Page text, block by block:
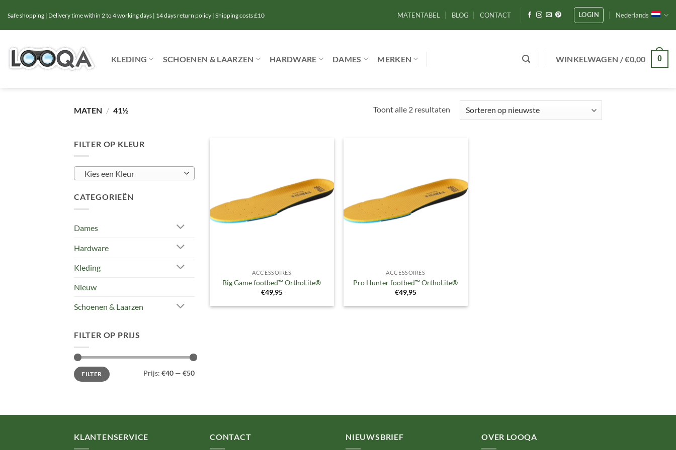
naar
inhoud
Safe shopping | Delivery time within 2 to 4 working days | 14 days return policy | Shipping costs £10 MATENTABEL BLOG CONTACT LOGIN Nederlands
KLEDING SCHOENEN & LAARZEN HARDWARE DAMES MERKEN WINKELWAGEN /€0,00 0
MATEN / 41½ Toont alle 2 resultatenGesorteerd
FILTER OP KLEUR
Kies een Kleur
CATEGORIEËN
Dames
Hardware
Kleding
Nieuw
Schoenen & Laarzen
FILTER OP PRIJS
Min.
prijs
Max.
prijsFILTER Prijs: €40 — €50
verlanglijst
ACCESSOIRES
Big Game footbed™ OrthoLite®
€49,95
verlanglijst
ACCESSOIRES
Pro Hunter footbed™ OrthoLite®
€49,95
KLANTENSERVICE CONTACT NIEUWSBRIEF OVER LOOQA